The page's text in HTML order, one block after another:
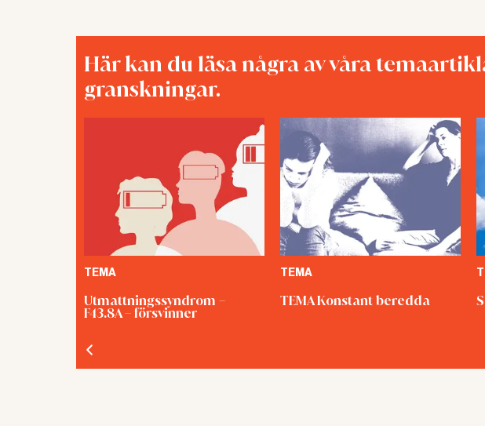
Här kan du läsa några av våra
granskningar.
TEMA
Utmattningssyndrom –
F43.8A – försvinner
TEMA
TEMA Konstant beredda